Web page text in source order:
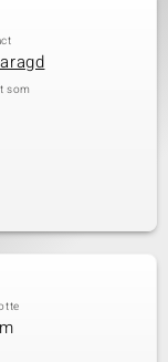
som